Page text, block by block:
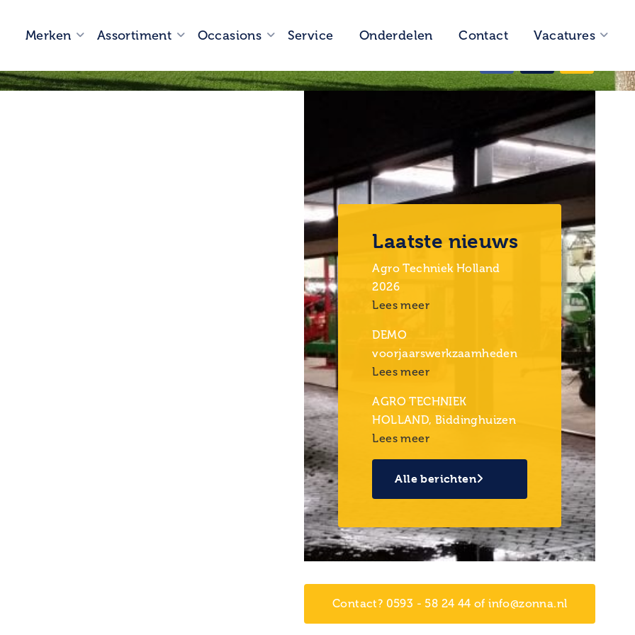
Merken Assortiment Occasions Service Onderdelen Contact Vacatures
Vragen?0593 58 24 44
Laatste nieuws
Agro Techniek Holland
2026
Lees meer
DEMO
voorjaarswerkzaamheden
Lees meer
AGRO TECHNIEK
HOLLAND, Biddinghuizen
Lees meer
Alle berichten
Contact? 0593 - 58 24 44 of info@zonna.nl